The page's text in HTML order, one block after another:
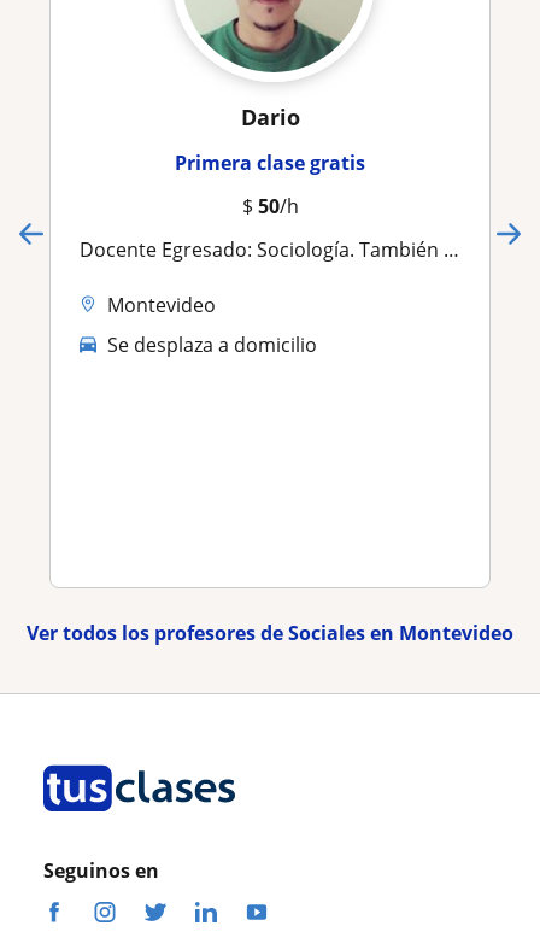
Dario
Primera clase gratis
$ 50/h
Docente Egresado: Sociología. También preparo en E. E.y Sociales. Clases particulares presenciales y online. $ 350 h. Montevideo
Montevideo
Se desplaza a domicilio
Ver todos los profesores de Sociales en Montevideo
Seguinos en